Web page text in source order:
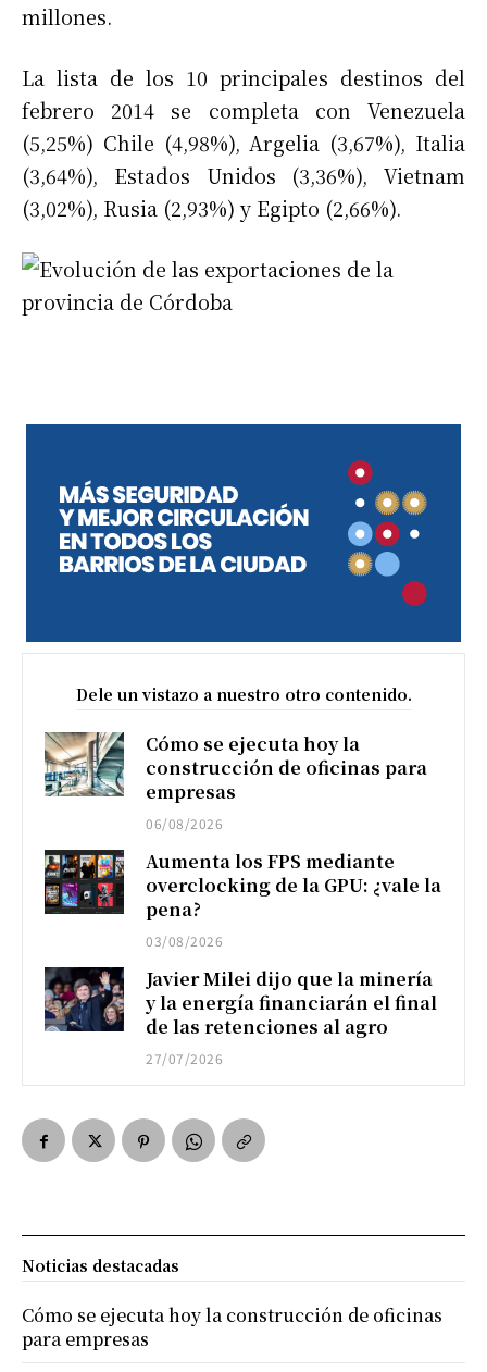
millones.
La lista de los 10 principales destinos del
febrero 2014 se completa con Venezuela
(5,25%) Chile (4,98%), Argelia (3,67%), Italia
(3,64%), Estados Unidos (3,36%), Vietnam
(3,02%), Rusia (2,93%) y Egipto (2,66%).
Dele un vistazo a nuestro otro contenido.
Cómo se ejecuta hoy la
construcción de oficinas para
empresas
06/08/2026
Aumenta los FPS mediante
overclocking de la GPU: ¿vale la
pena?
03/08/2026
Javier Milei dijo que la minería
y la energía financiarán el final
de las retenciones al agro
27/07/2026
Noticias destacadas
Cómo se ejecuta hoy la construcción de oficinas
para empresas